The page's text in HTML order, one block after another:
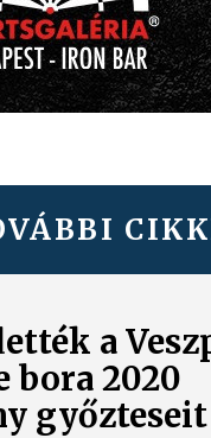
a
bora 2020
győzteseit